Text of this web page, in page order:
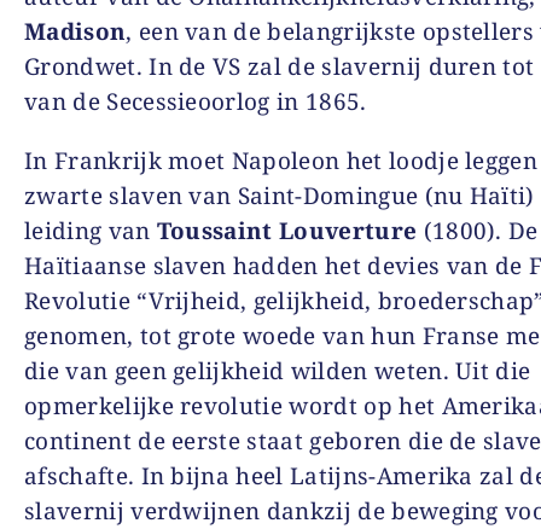
Madison, een van de belangrijkste opstellers
Grondwet. In de VS zal de slavernij duren
van de Secessieoorlog in 1865.
In Frankrijk moet Napoleon het loodje leggen
zwarte slaven van Saint-Domingue (nu
leiding van Toussaint Louverture (1800). De
Haïtiaanse slaven hadden het devies van de
Revolutie “Vrijheid, gelijkheid,
genomen, tot grote woede van hun Franse
die van geen gelijkheid wilden weten. Uit die
opmerkelijke revolutie wordt op het
continent de eerste staat geboren die de
afschafte. In bijna heel Latijns-Amerika zal
slavernij verdwijnen dankzij de beweging